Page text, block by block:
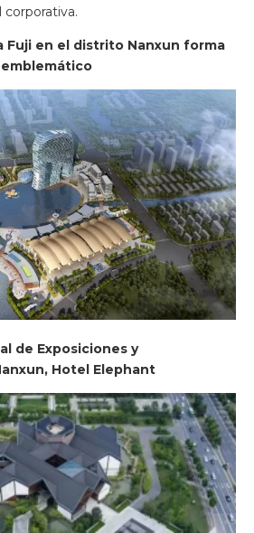
corporativa.
Fuji en el distrito Nanxun forma
de Exposiciones y
Hotel Elephant